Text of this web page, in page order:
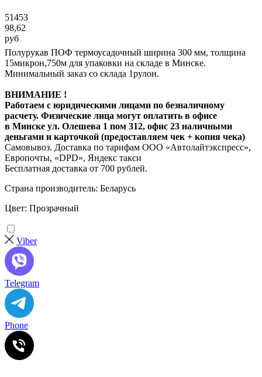
51453
98,62
руб
Полурукав ПОФ термоусадочный ширина 300 мм, толщина
15микрон,750м для упаковки на складе в Минске.
Минимальный заказ со склада 1рулон.
ВНИМАНИЕ !
Работаем с юридическими лицами по безналичному
расчету. Физические лица могут оплатить в офисе
в Минске ул. Олешева 1 пом 312, офис 23 наличными
деньгами и карточкой (предоставляем чек + копия чека)
Самовывоз. Доставка по тарифам ООО «Автолайтэкспресс»,
Европочты, «DPD», Яндекс такси
Бесплатная доставка от 700 рублей.
Страна производитель: Беларусь
Цвет: Прозрачный
Viber
Telegram
Phone